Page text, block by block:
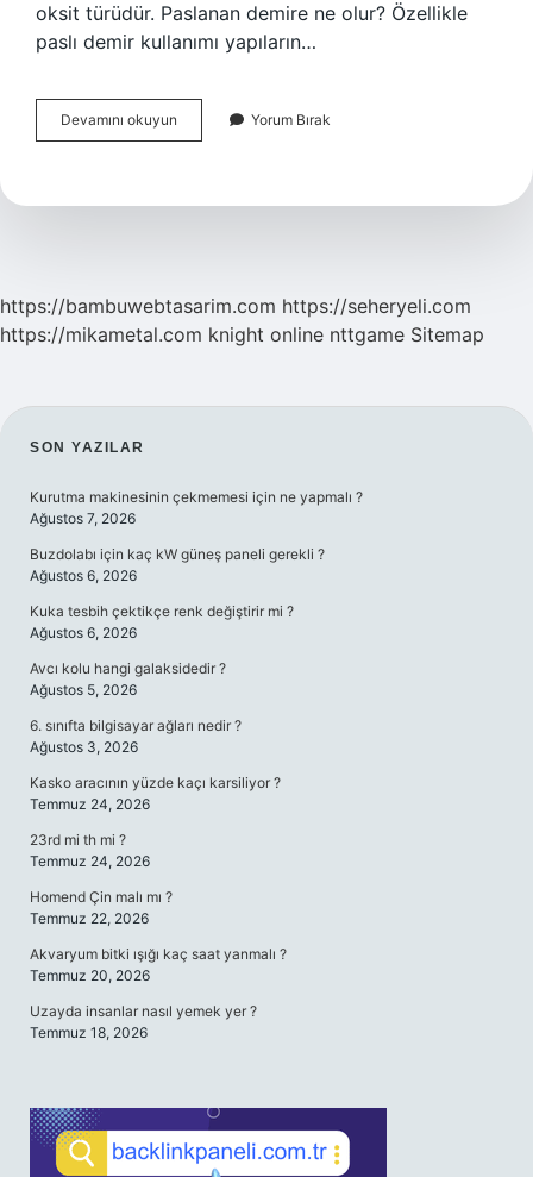
oksit türüdür. Paslanan demire ne olur? Özellikle
paslı demir kullanımı yapıların…
Devamını okuyun
Oksit
Yorum Bırak
https://bambuwebtasarim.com https://seheryeli.com
https://mikametal.com knight online nttgame Sitemap
SIDEBAR
SON YAZILAR
Kurutma makinesinin çekmemesi için ne yapmalı ?
Ağustos 7, 2026
Buzdolabı için kaç kW güneş paneli gerekli ?
Ağustos 6, 2026
Kuka tesbih çektikçe renk değiştirir mi ?
Ağustos 6, 2026
Avcı kolu hangi galaksidedir ?
Ağustos 5, 2026
6. sınıfta bilgisayar ağları nedir ?
Ağustos 3, 2026
Kasko aracının yüzde kaçı karsiliyor ?
Temmuz 24, 2026
23rd mi th mi ?
Temmuz 24, 2026
Homend Çin malı mı ?
Temmuz 22, 2026
Akvaryum bitki ışığı kaç saat yanmalı ?
Temmuz 20, 2026
Uzayda insanlar nasıl yemek yer ?
Temmuz 18, 2026